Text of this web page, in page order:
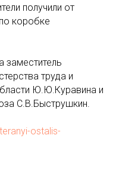
получили от
коробке
заместитель
труда и
Ю.Ю.Куравина и
С.В.Быструшкин.
ostalis-